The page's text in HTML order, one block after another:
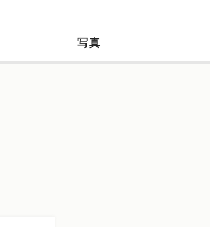
写真